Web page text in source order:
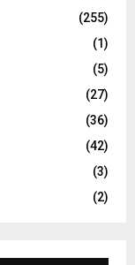
(255)
(1)
(5)
(27)
(36)
(42)
(3)
(2)